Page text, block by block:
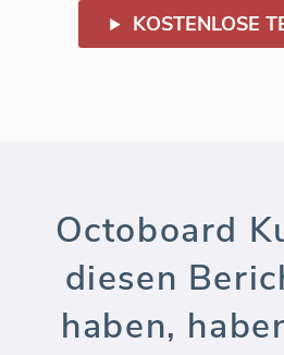
KOSTENLOSE
Octoboard
diesen
haben,